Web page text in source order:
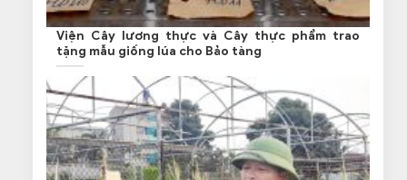
Viện Cây lương thực và Cây thực phẩm trao
tặng mẫu giống lúa cho Bảo tàng